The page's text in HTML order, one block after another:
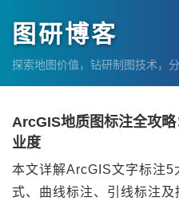
图研博客
探索地图价值，钻研制图技术，
ArcGIS地质图标注全攻
业度
本文详解ArcGIS文字标注5
式、曲线标注、引线标注